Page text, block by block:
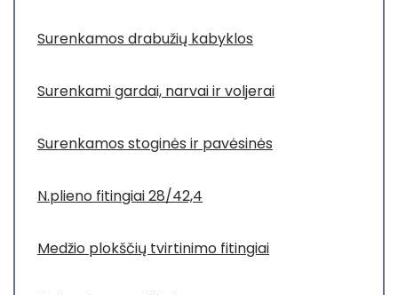
Surenkamos drabužių kabyklos
Surenkami gardai, narvai ir voljerai
Surenkamos stoginės ir pavėsinės
N.plieno fitingiai 28/42,4
Medžio plokščių tvirtinimo fitingiai